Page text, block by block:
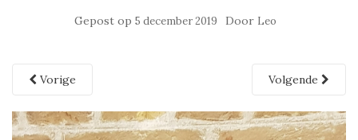
Gepost op 5 december 2019 Door Leo
Vorige Volgende